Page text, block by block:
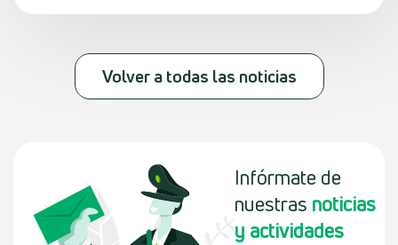
Volver a todas las noticias
Infórmate de
nuestras noticias
y actividades